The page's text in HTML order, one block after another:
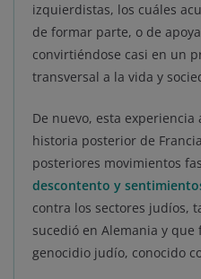
izquierdistas, los cuáles
de formar parte, o de
convirtiéndose casi en un
transversal a la vida y
De nuevo, esta
historia posterior de
posteriores movimientos
descontento y
contra los sectores judíos,
sucedió en Alemania y
genocidio judío, conocido
Opciones de cookies
Rechazar cookies